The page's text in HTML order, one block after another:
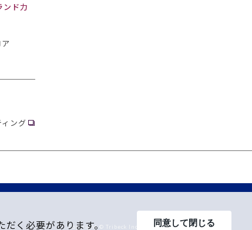
ンド力
ング
Copyright © Tribeck Inc. All Rights Reserved.
く必要があります。 同意して閉じる